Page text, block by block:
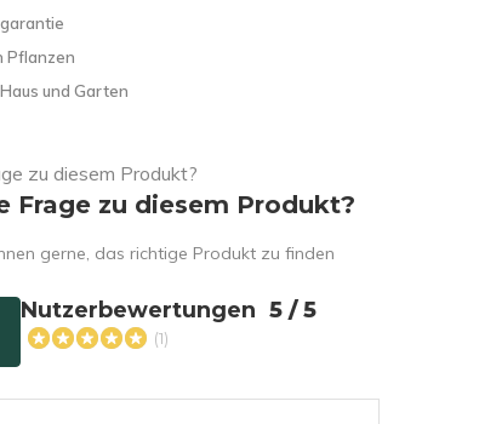
Pflanzen
und Garten
Frage zu diesem Produkt?
gerne, das richtige Produkt zu finden
Nutzerbewertungen 5 / 5
(1)